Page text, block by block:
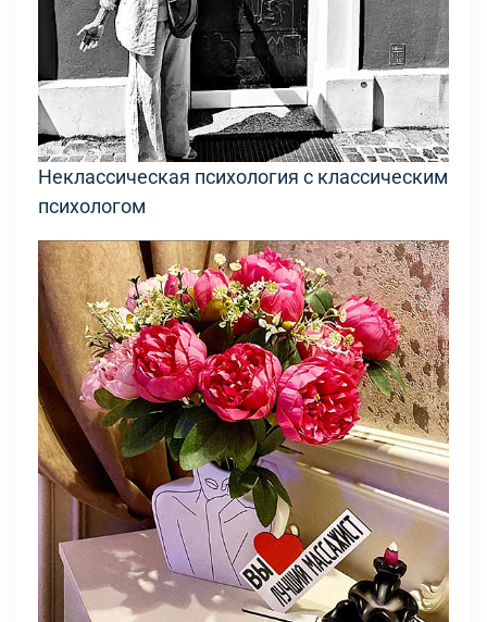
Неклассическая психология с классическим
психологом